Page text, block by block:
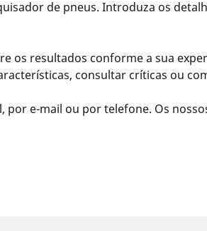
de pneus. Introduza os
os resultados conforme a sua
consultar críticas ou
e-mail ou por telefone. Os